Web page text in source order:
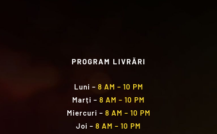
PROGRAM LIVRĂRI
Luni – 8 AM – 10 PM
Marți – 8 AM – 10 PM
Miercuri – 8 AM – 10 PM
Joi – 8 AM – 10 PM